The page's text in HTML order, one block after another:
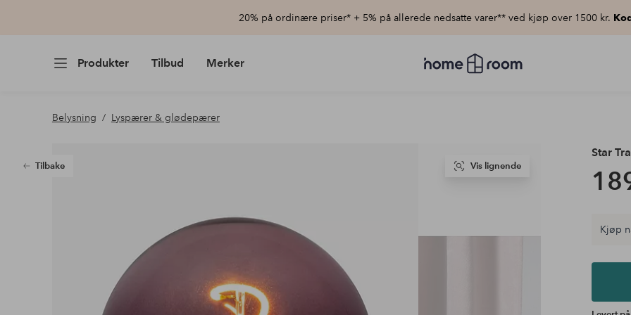
20% på ordinære priser* + 5% på allerede nedsatte varer** ved kjøp over 1500 kr.
Produkter Tilbud Merker
Homeroom
–
Belysning Lyspærer & glødepærer
Tilbake Vis lignende
Star
Kjøp